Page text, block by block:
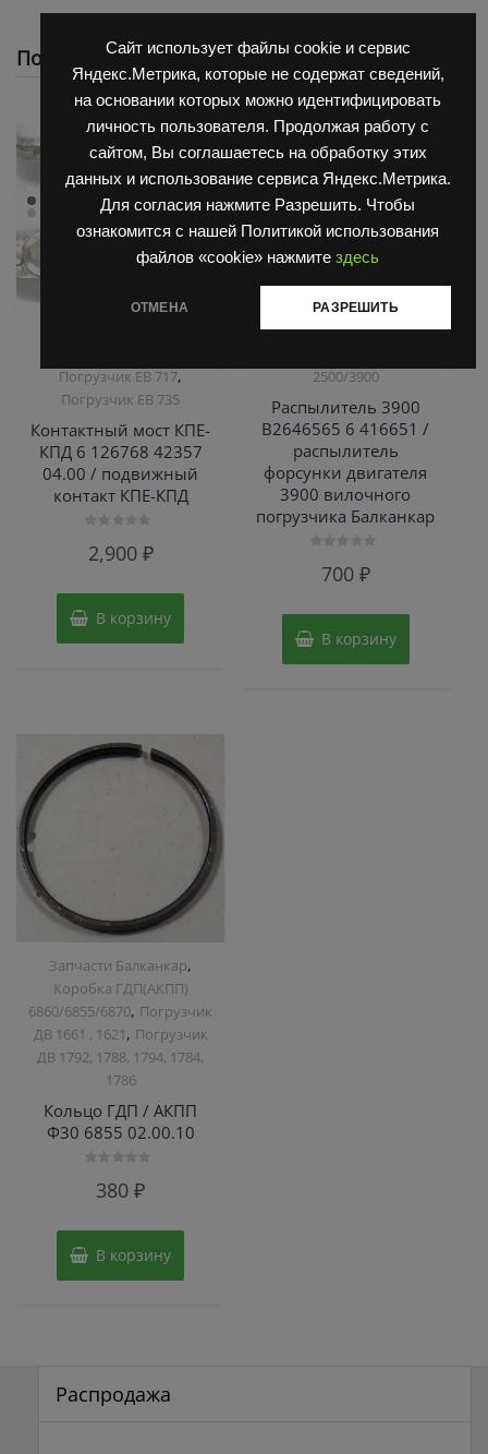
Сайт использует файлы cookie и сервис
Яндекс.Метрика, которые не содержат сведений,
на основании которых можно идентифицировать
личность пользователя. Продолжая работу с
сайтом, Вы соглашаетесь на обработку этих
данных и использование сервиса Яндекс.Метрика.
Для согласия нажмите Разрешить. Чтобы
ознакомится с нашей Политикой использования
файлов «cookie» нажмите здесь
ОТМЕНА РАЗРЕШИТЬ
Похожие
Погрузчик ЕВ 717,
Погрузчик ЕВ 735
Контактный мост КПЕ-
КПД 6 126768 42357
04.00 / подвижный
контакт КПЕ-КПД
02,900 ₽
В корзину
Двигатель Д3900,Запчасти
2500/3900
Распылитель 3900
B2646565 6 416651 /
распылитель
форсунки двигателя
3900 вилочного
погрузчика Балканкар
700 ₽
В корзину
Запчасти Балканкар,
Коробка ГДП(АКПП)
6860/6855/6870, Погрузчик
ДВ 1661 , 1621, Погрузчик
ДВ 1792, 1788, 1794, 1784,
1786
Кольцо ГДП / АКПП
Ф30 6855 02.00.10
380₽
В корзину
Распродажа